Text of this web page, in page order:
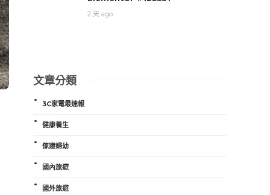
2 天 ago
文章分類
3C家電最速報
健康養生
傢寢婦幼
國內旅遊
國外旅遊